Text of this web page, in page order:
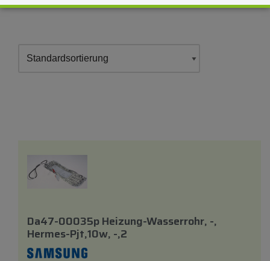
Da47-00035p Heizung-Wasserrohr, -,
Hermes-Pjt,10w, -,2